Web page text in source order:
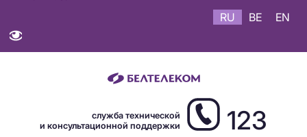
RU BE EN
служба технической
и консультационной поддержки
123